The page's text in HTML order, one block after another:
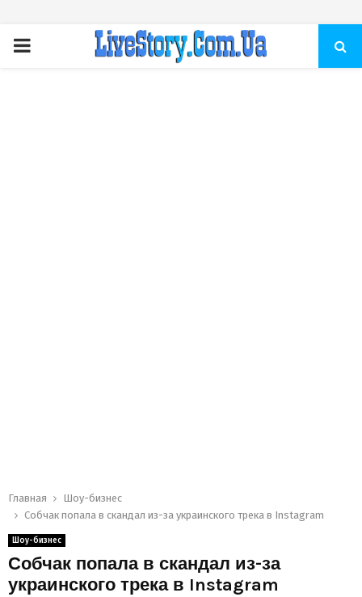
ПЕРВИЧНОЕ
Главная
Шоу-бизнес
Собчак попала в скандал из-за украинского трека в Instagram
Шоу-бизнес
Собчак попала в скандал из-за
украинского трека в Instagram